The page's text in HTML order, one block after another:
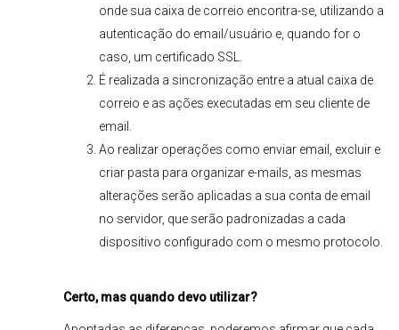
onde sua caixa de correio encontra-se, utilizando a
autenticação do email/usuário e, quando for o
caso, um certificado SSL.
É realizada a sincronização entre a atual caixa de
correio e as ações executadas em seu cliente de
email.
Ao realizar operações como enviar email, excluir e
criar pasta para organizar e-mails, as mesmas
alterações serão aplicadas a sua conta de email
no servidor, que serão padronizadas a cada
dispositivo configurado com o mesmo protocolo.
Certo, mas quando devo utilizar?